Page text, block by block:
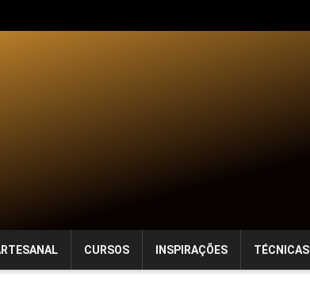
CURSOS INSPIRAÇÕES TÉCNICAS